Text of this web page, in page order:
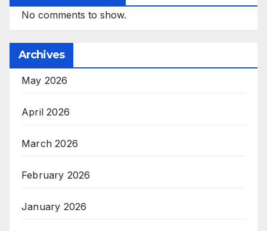
No comments to show.
Archives
May 2026
April 2026
March 2026
February 2026
January 2026